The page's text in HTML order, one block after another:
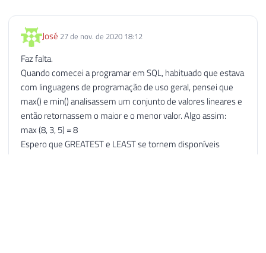
José 27 de nov. de 2020 18:12
Faz falta.
Quando comecei a programar em SQL, habituado que estava
com linguagens de programação de uso geral, pensei que
max() e min() analisassem um conjunto de valores lineares e
então retornassem o maior e o menor valor. Algo assim:
max (8, 3, 5) = 8
Espero que GREATEST e LEAST se tornem disponíveis